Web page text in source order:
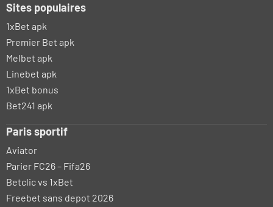
Sites populaires
1xBet apk
Premier Bet apk
Melbet apk
Linebet apk
1xBet bonus
Bet241 apk
Paris sportif
Aviator
Parier FC26 – Fifa26
Betclic vs 1xBet
Freebet sans depot 2026